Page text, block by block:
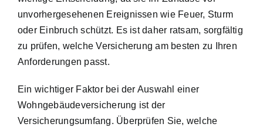
unvorhergesehenen Ereignissen wie Feuer, Sturm
oder Einbruch schützt. Es ist daher ratsam, sorgfältig
zu prüfen, welche Versicherung am besten zu Ihren
Anforderungen passt.
Ein wichtiger Faktor bei der Auswahl einer
Wohngebäudeversicherung ist der
Versicherungsumfang. Überprüfen Sie, welche